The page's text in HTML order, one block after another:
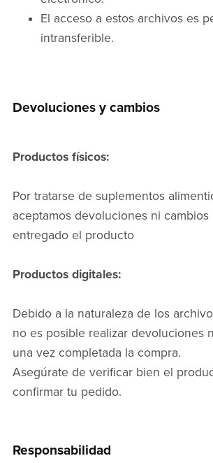
El acceso a estos archivos es
intransferible.
Devoluciones y cambios
Productos físicos:
Por tratarse de suplementos
aceptamos devoluciones ni cambios
entregado el producto
Productos digitales:
Debido a la naturaleza de los
no es posible realizar devoluciones
una vez completada la compra.
Asegúrate de verificar bien el
confirmar tu pedido.
Responsabilidad